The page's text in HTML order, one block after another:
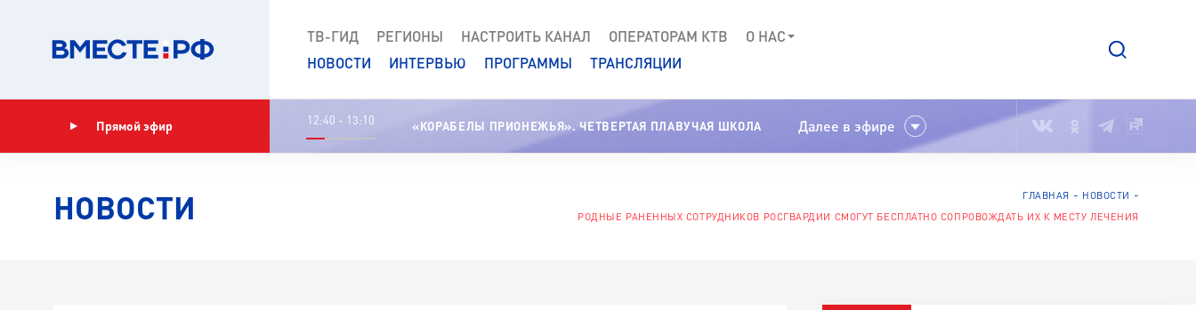
ТВ-ГИД РЕГИОНЫ НАСТРОИТЬ КАНАЛ ОПЕРАТОРАМ КТВ
О НАС
НОВОСТИ
ИНТЕРВЬЮ ПРОГРАММЫ ТРАНСЛЯЦИИ
Прямой эфир 12:40 - 13:10 «КОРАБЕЛЫ ПРИОНЕЖЬЯ». ЧЕТВЕРТАЯ ПЛАВУЧАЯ ШКОЛА Далее в эфире
НОВОСТИ ГЛАВНАЯ
НОВОСТИ
РОДНЫЕ РАНЕННЫХ СОТРУДНИКОВ РОСГВАРДИИ СМОГУТ БЕСПЛАТНО СОПРОВОЖДАТЬ ИХ К МЕСТУ ЛЕЧЕНИЯ